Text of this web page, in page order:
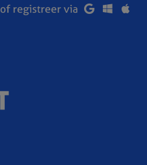
of registreer via